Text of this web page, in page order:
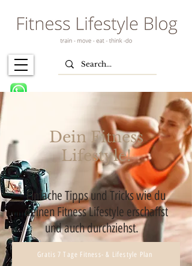
Dein Fitness
Lifestyle!
Einfache Tipps und Tricks wie du
deinen Fitness Lifestyle erschaffst
und auch durchziehst.
Gratis 7 Tage Fitness- & Lifestyle Plan